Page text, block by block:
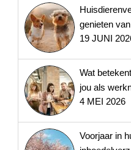
genieten
19 JUNI
Wat
jou als
4 MEI 2026
Voorjaar in